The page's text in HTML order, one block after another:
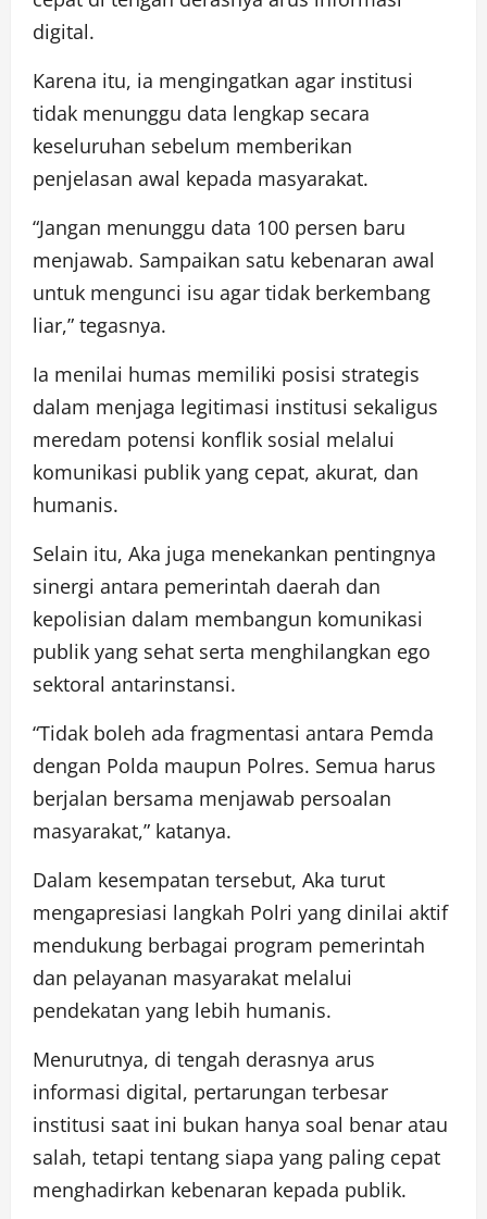
digital.
Karena itu, ia mengingatkan agar institusi
tidak menunggu data lengkap secara
keseluruhan sebelum memberikan
penjelasan awal kepada masyarakat.
“Jangan menunggu data 100 persen baru
menjawab. Sampaikan satu kebenaran awal
untuk mengunci isu agar tidak berkembang
liar,” tegasnya.
Ia menilai humas memiliki posisi strategis
dalam menjaga legitimasi institusi sekaligus
meredam potensi konflik sosial melalui
komunikasi publik yang cepat, akurat, dan
humanis.
Selain itu, Aka juga menekankan pentingnya
sinergi antara pemerintah daerah dan
kepolisian dalam membangun komunikasi
publik yang sehat serta menghilangkan ego
sektoral antarinstansi.
“Tidak boleh ada fragmentasi antara Pemda
dengan Polda maupun Polres. Semua harus
berjalan bersama menjawab persoalan
masyarakat,” katanya.
Dalam kesempatan tersebut, Aka turut
mengapresiasi langkah Polri yang dinilai aktif
mendukung berbagai program pemerintah
dan pelayanan masyarakat melalui
pendekatan yang lebih humanis.
Menurutnya, di tengah derasnya arus
informasi digital, pertarungan terbesar
institusi saat ini bukan hanya soal benar atau
salah, tetapi tentang siapa yang paling cepat
menghadirkan kebenaran kepada publik.